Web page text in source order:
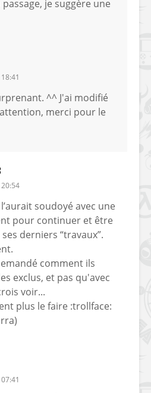
je suggère une
^^ J'ai modifié
merci pour le
soudoyé avec une
pour continuer et être
derniers “travaux”.
comment ils
exclus, et pas qu'avec
voir...
plus le faire :trollface: